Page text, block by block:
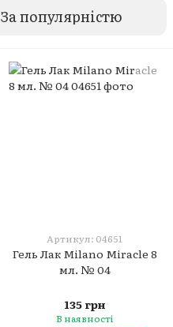
За популярністю
Артикул: 04651
Гель Лак Milano Miracle 8
мл. № 04
135 грн
В наявності